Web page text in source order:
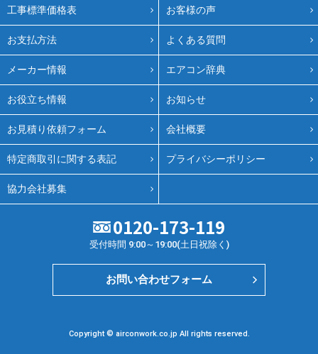
工事標準価格表 お客様の声
お支払方法 よくある質問
メーカー情報 エアコン辞典
お役立ち情報 お知らせ
お見積り依頼フォーム 会社概要
特定商取引に関する表記 プライバシーポリシー
協力会社募集
0120-173-119
受付時間 9:00～19:00(土日祝除く)
お問い合わせフォーム
Copyright © airconwork.co.jp All rights reserved.